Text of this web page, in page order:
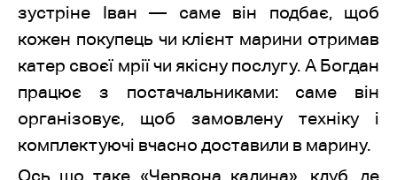
зустріне Іван — саме він подбає, щоб
кожен покупець чи клієнт марини отримав
катер своєї мрії чи якісну послугу. А Богдан
працює з постачальниками: саме він
організовує, щоб замовлену техніку і
комплектуючі вчасно доставили в марину.
Ось що таке «Червона калина», клуб, де